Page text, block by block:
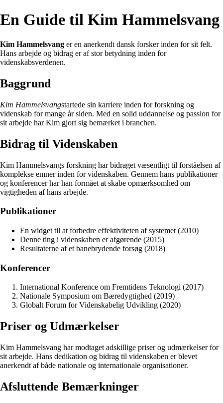
En Guide til Kim Hammelsvang
Kim Hammelsvang er en anerkendt dansk forsker inden for sit felt.
Hans arbejde og bidrag er af stor betydning inden for
videnskabsverdenen.
Baggrund
Kim Hammelsvangstartede sin karriere inden for forskning og
videnskab for mange år siden. Med en solid uddannelse og passion for
sit arbejde har Kim gjort sig bemærket i branchen.
Bidrag til Videnskaben
Kim Hammelsvangs forskning har bidraget væsentligt til forståelsen af
komplekse emner inden for videnskaben. Gennem hans publikationer
og konferencer har han formået at skabe opmærksomhed om
vigtigheden af hans arbejde.
Publikationer
En widget til at forbedre effektiviteten af systemet (2010)
Denne ting i videnskaben er afgørende (2015)
Resultaterne af et banebrydende forsøg (2018)
Konferencer
International Konference om Fremtidens Teknologi (2017)
Nationale Symposium om Bæredygtighed (2019)
Globalt Forum for Videnskabelig Udvikling (2020)
Priser og Udmærkelser
Kim Hammelsvang har modtaget adskillige priser og udmærkelser for
sit arbejde. Hans dedikation og bidrag til videnskaben er blevet
anerkendt af både nationale og internationale organisationer.
Afsluttende Bemærkninger